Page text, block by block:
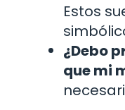
Estos
¿Debo
que mi